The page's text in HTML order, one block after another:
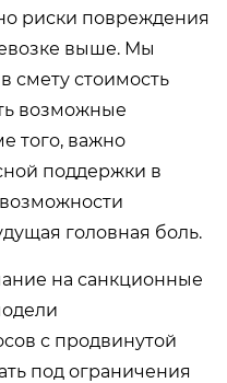
риски повреждения
выше. Мы
смету стоимость
возможные
того, важно
поддержки в
головная боль.
на санкционные
с продвинутой
под ограничения